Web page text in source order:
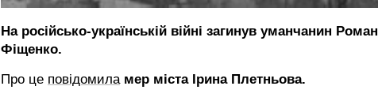
На російсько-українській війні загинув уманчанин Роман
Фіщенко.
Про це повідомила мер міста Ірина Плетньова.